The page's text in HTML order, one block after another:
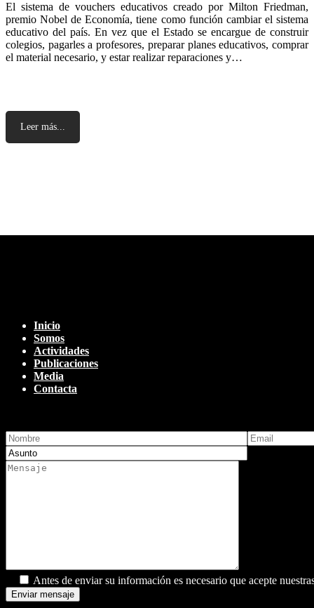
El sistema de vouchers educativos creado por Milton Friedman,
premio Nobel de Economía, tiene como función cambiar el sistema
educativo del país. En vez que el Estado se encargue de construir
colegios, pagarles a profesores, preparar planes educativos, comprar
el material necesario, y estar realizar reparaciones y…
Leer más...
Inicio
Somos
Actividades
Publicaciones
Media
Contacta
Antes de enviar su información es necesario que acepte